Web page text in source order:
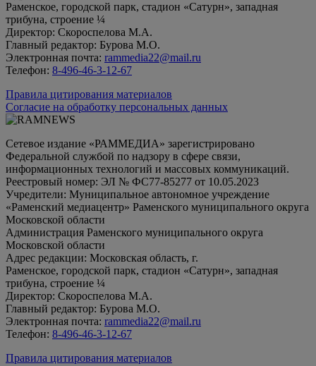
Раменское, городской парк, стадион «Сатурн», западная
трибуна, строение ¼
Директор: Скороспелова М.А.
Главный редактор: Бурова М.О.
Электронная почта: rammedia22@mail.ru
Телефон: 8-496-46-3-12-67
Правила цитирования материалов
Согласие на обработку персональных данных
Сетевое издание «РАММЕДИА» зарегистрировано
Федеральной службой по надзору в сфере связи,
информационных технологий и массовых коммуникаций.
Реестровый номер: ЭЛ № ФС77-85277 от 10.05.2023
Учредители: Муниципальное автономное учреждение
«Раменский медиацентр» Раменского муниципального округа
Московской области
Администрация Раменского муниципального округа
Московской области
Адрес редакции: Московская область, г.
Раменское, городской парк, стадион «Сатурн», западная
трибуна, строение ¼
Директор: Скороспелова М.А.
Главный редактор: Бурова М.О.
Электронная почта: rammedia22@mail.ru
Телефон: 8-496-46-3-12-67
Правила цитирования материалов